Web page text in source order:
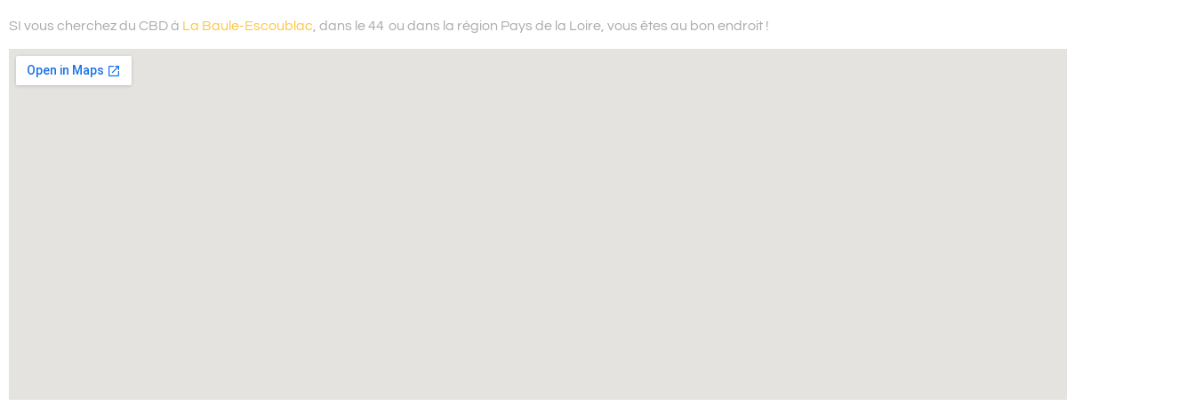
SI vous cherchez du CBD à La Baule-Escoublac , dans le 44 ou dans la région Pays de la Loire, vous êtes au bon endroit !